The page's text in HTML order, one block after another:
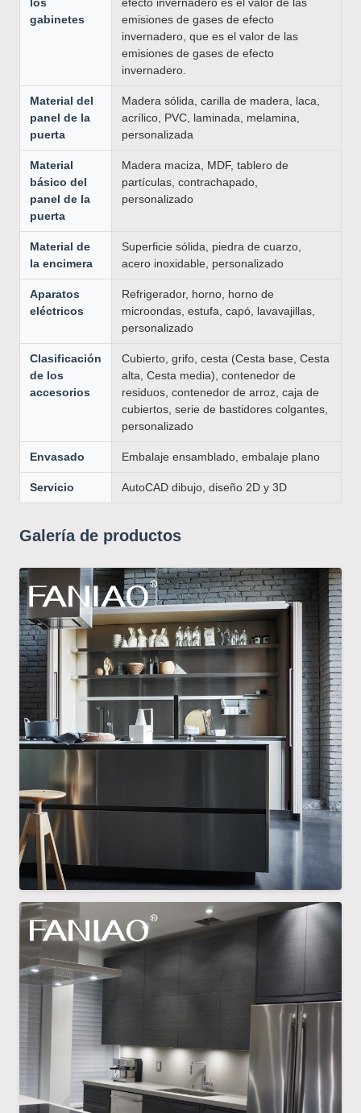
gabinetes
emisiones de gases de efecto
invernadero, que es el valor de las
emisiones de gases de efecto
invernadero.
Material del
panel de la
puerta
Madera sólida, carilla de madera, laca,
acrílico, PVC, laminada, melamina,
personalizada
Material
básico del
panel de la
puerta
Madera maciza, MDF, tablero de
partículas, contrachapado,
personalizado
Material de
la encimera
Superficie sólida, piedra de cuarzo,
acero inoxidable, personalizado
Aparatos
eléctricos
Refrigerador, horno, horno de
microondas, estufa, capó, lavavajillas,
personalizado
Clasificación
de los
accesorios
Cubierto, grifo, cesta (Cesta base, Cesta
alta, Cesta media), contenedor de
residuos, contenedor de arroz, caja de
cubiertos, serie de bastidores colgantes,
personalizado
Envasado Embalaje ensamblado, embalaje plano
Servicio AutoCAD dibujo, diseño 2D y 3D
Galería de productos